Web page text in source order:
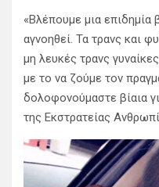
«Βλέπουμε μια επιδημία
αγνοηθεί. Τα τρανς και
μη λευκές τρανς
με το να ζούμε τον
δολοφονούμαστε βίαια
της Εκστρατείας